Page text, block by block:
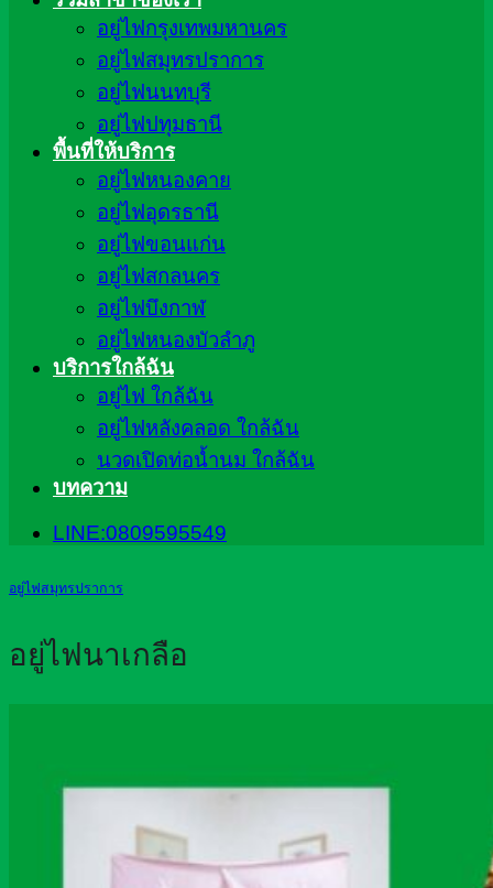
อยู่ไฟกรุงเทพมหานคร
อยู่ไฟสมุทรปราการ
อยู่ไฟนนทบุรี
อยู่ไฟปทุมธานี
พื้นที่ให้บริการ
อยู่ไฟหนองคาย
อยู่ไฟอุดรธานี
อยู่ไฟขอนแก่น
อยู่ไฟสกลนคร
อยู่ไฟบึงกาฬ
อยู่ไฟหนองบัวลำภู
บริการใกล้ฉัน
อยู่ไฟ ใกล้ฉัน
อยู่ไฟหลังคลอด ใกล้ฉัน
นวดเปิดท่อน้ำนม ใกล้ฉัน
บทความ
LINE:0809595549
อยู่ไฟสมุทรปราการ
อยู่ไฟนาเกลือ